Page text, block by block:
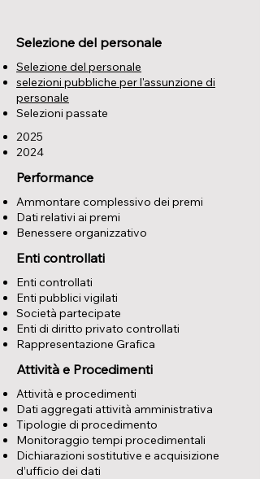
Selezione del personale
Selezione del personale
selezioni pubbliche per l'assunzione di
personale
Selezioni passate
2025
2024
Performance
Ammontare complessivo dei premi
Dati relativi ai premi
Benessere organizzativo
Enti controllati
Enti controllati
Enti pubblici vigilati
Società partecipate
Enti di diritto privato controllati
Rappresentazione Grafica
Attività e Procedimenti
Attività e procedimenti
Dati aggregati attività amministrativa
Tipologie di procedimento
Monitoraggio tempi procedimentali
Dichiarazioni sostitutive e acquisizione
d’ufficio dei dati